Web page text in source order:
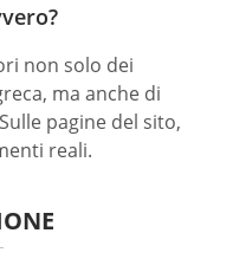
non solo dei
ma anche di
pagine del sito,
reali.